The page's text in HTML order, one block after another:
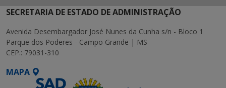
SECRETARIA DE ESTADO DE ADMINISTRAÇÃO
Avenida Desembargador José Nunes da Cunha s/n - Bloco 1
Parque dos Poderes - Campo Grande | MS
CEP.: 79031-310
MAPA